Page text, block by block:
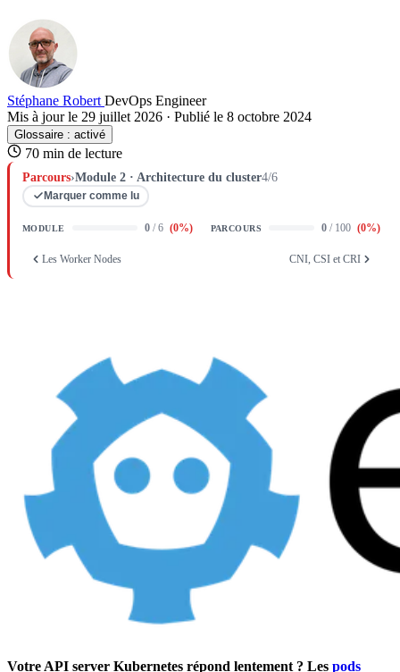
Stéphane Robert DevOps Engineer
Mis à jour le 29 juillet 2026 · Publié le 8 octobre 2024
Glossaire : activé
70 min de lecture
Parcours›Module 2 · Architecture du cluster4/6
Marquer comme lu
MODULE 0 / 6 (0%) PARCOURS 0 / 100 (0%)
Les Worker Nodes CNI, CSI et CRI
Votre API server Kubernetes répond lentement ? Les pods